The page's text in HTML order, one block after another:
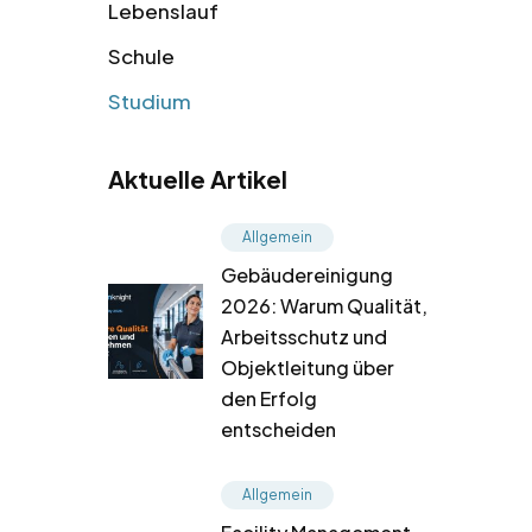
Lebenslauf
Schule
Studium
Aktuelle Artikel
Allgemein
Gebäudereinigung
2026: Warum Qualität,
Arbeitsschutz und
Objektleitung über
den Erfolg
entscheiden
Allgemein